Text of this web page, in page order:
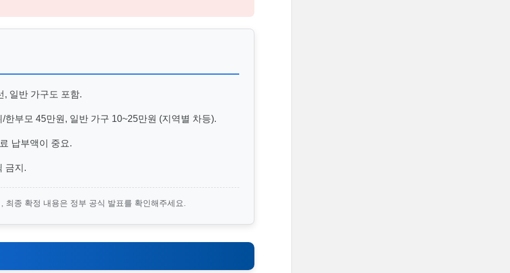
, 일반 가구도 포함.
한부모 45만원, 일반 가구 10~25만원 (지역별 차등).
납부액이 중요.
금지.
종 확정 내용은 정부 공식 발표를 확인해주세요.